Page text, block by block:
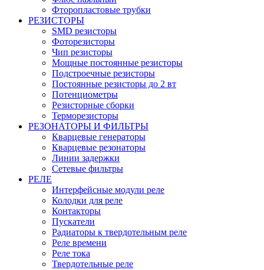
Фторопластовые трубки
РЕЗИСТОРЫ
SMD резисторы
Фоторезисторы
Чип резисторы
Мощные постоянные резисторы
Подстроечные резисторы
Постоянные резисторы до 2 вт
Потенциометры
Резисторные сборки
Терморезисторы
РЕЗОНАТОРЫ И ФИЛЬТРЫ
Кварцевые генераторы
Кварцевые резонаторы
Линии задержки
Сетевые фильтры
РЕЛЕ
Интерфейсные модули реле
Колодки для реле
Контакторы
Пускатели
Радиаторы к твердотельным реле
Реле времени
Реле тока
Твердотельные реле